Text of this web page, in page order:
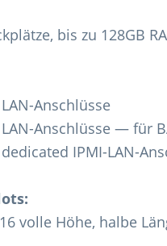
bis zu 128GB
LAN-Anschlüsse
LAN-Anschlüsse — für
dedicated IPMI-LAN-
volle Höhe, halbe